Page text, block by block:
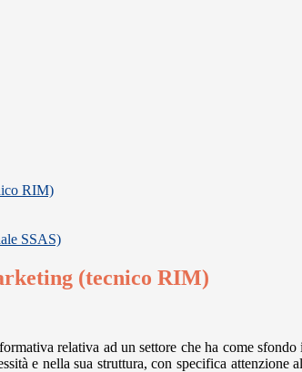
RIM)
SSAS)
(tecnico RIM)
relativa ad un settore che ha come
e nella sua struttura, con specifica